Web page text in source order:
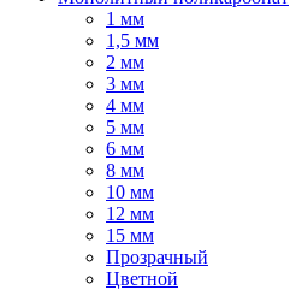
1 мм
1,5 мм
2 мм
3 мм
4 мм
5 мм
6 мм
8 мм
10 мм
12 мм
15 мм
Прозрачный
Цветной